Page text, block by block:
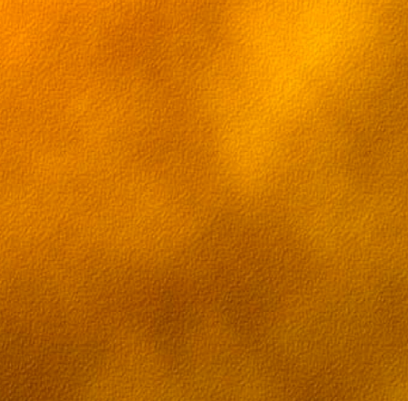
Серия 13[RUS] [ru трафик]
Серия 14[RUS] [ru трафик]
Серия 15[RUS] [ru трафик]
Серия 16[RUS] [ru трафик]
Серия 17[RUS] [ru трафик]
Серия 18[RUS] [ru трафик]
Серия 19[RUS] [ru трафик]
Серия 20[RUS] [ru трафик]